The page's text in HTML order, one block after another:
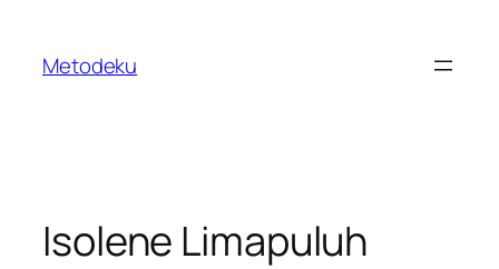
content
Metodeku
Isolene Limapuluh